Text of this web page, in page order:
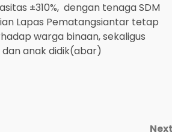
±310%, dengan tenaga SDM
Lapas Pematangsiantar tetap
warga binaan, sekaligus
anak didik(abar)